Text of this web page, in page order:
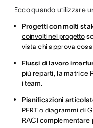
Ecco quando utilizzare
Progetti con molti
coinvolti nel progetto
vista chi approva
Flussi di lavoro
più reparti, la matrice
i team.
Pianificazioni
PERTo diagrammi di
RACI complementare